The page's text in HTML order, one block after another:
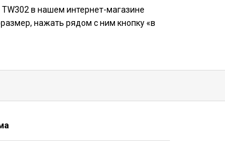
в нашем интернет-магазине
нажать рядом с ним кнопку «в